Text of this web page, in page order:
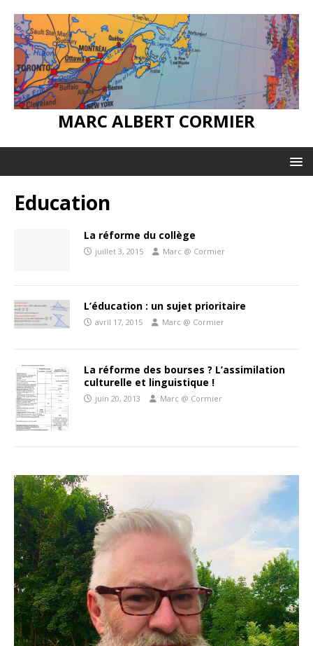
MARC ALBERT CORMIER
Education
La réforme du collège
juillet 3, 2015 Marc @ Cormier
L’éducation : un sujet prioritaire
avril 17, 2015 Marc @ Cormier
La réforme des bourses ? L’assimilation
culturelle et linguistique !
juin 20, 2013 Marc @ Cormier